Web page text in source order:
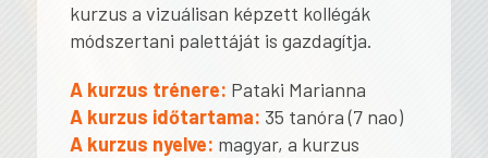
kurzus a vizuálisan képzett kollégák
módszertani palettáját is gazdagítja.
A kurzus trénere: Pataki Marianna
A kurzus időtartama: 35 tanóra (7 nao)
A kurzus nyelve: magyar, a kurzus